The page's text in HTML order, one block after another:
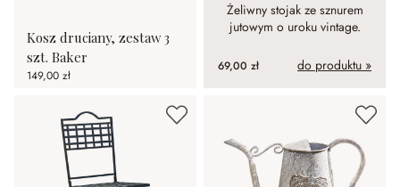
Kosz druciany, zestaw 3
szt. Baker
149,00 zł
Żeliwny stojak ze sznurem
jutowym o uroku vintage.
69,00 zł do produktu »